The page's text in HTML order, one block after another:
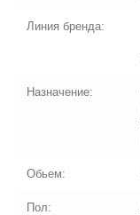
Линия бренда:
Назначение:
Обьем:
Пол: